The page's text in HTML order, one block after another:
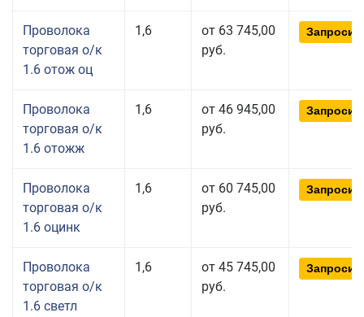
Проволока
торговая о/к
1.6 отож оц
1,6
от 63 745,00
руб.
Проволока
торговая о/к
1.6 отожж
1,6
от 46 945,00
руб.
Проволока
торговая о/к
1.6 оцинк
1,6
от 60 745,00
руб.
Проволока
торговая о/к
1.6 светл
1,6
от 45 745,00
руб.